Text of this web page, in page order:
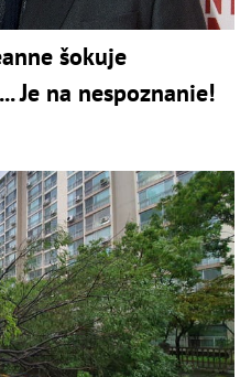
šokuje
Je na nespoznanie!